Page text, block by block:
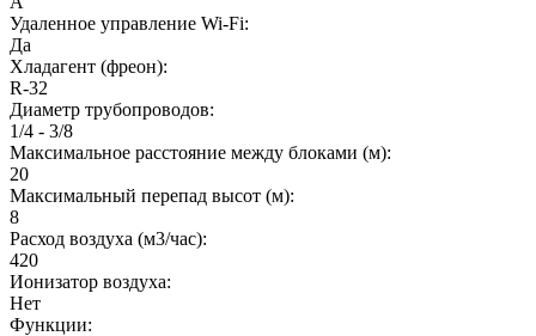
Удаленное управление Wi-Fi:
Да
Хладагент (фреон):
R-32
Диаметр трубопроводов:
1/4 - 3/8
Максимальное расстояние между блоками (м):
20
Максимальный перепад высот (м):
8
Расход воздуха (м3/час):
420
Ионизатор воздуха:
Нет
Функции: